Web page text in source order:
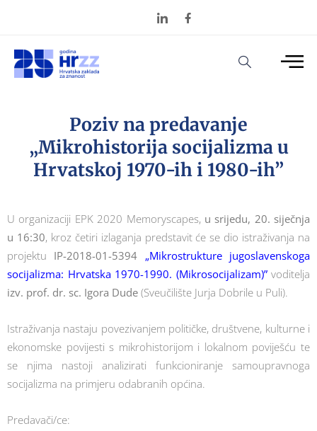
Poziv na predavanje
„Mikrohistorija socijalizma u
Hrvatskoj 1970-ih i 1980-ih”
U organizaciji EPK 2020 Memoryscapes, u srijedu, 20. siječnja
u 16:30, kroz četiri izlaganja predstavit će se dio istraživanja na
projektu IP-2018-01-5394 „Mikrostrukture jugoslavenskoga
socijalizma: Hrvatska 1970-1990. (Mikrosocijalizam)” voditelja
izv. prof. dr. sc. Igora Dude (Sveučilište Jurja Dobrile u Puli).
Istraživanja nastaju povezivanjem političke, društvene, kulturne i
ekonomske povijesti s mikrohistorijom i lokalnom poviješću te
se njima nastoji analizirati funkcioniranje samoupravnoga
socijalizma na primjeru odabranih općina.
Predavači/ce: